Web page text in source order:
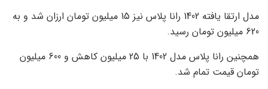
مدل ارتقا یافته 1402 رانا پلاس نیز 15 میلیون تومان ارزان شد و به
620 میلیون تومان رسید.
همچنین رانا پلاس مدل 1402 با 25 میلیون کاهش و 600 میلیون
تومان قیمت تمام شد.